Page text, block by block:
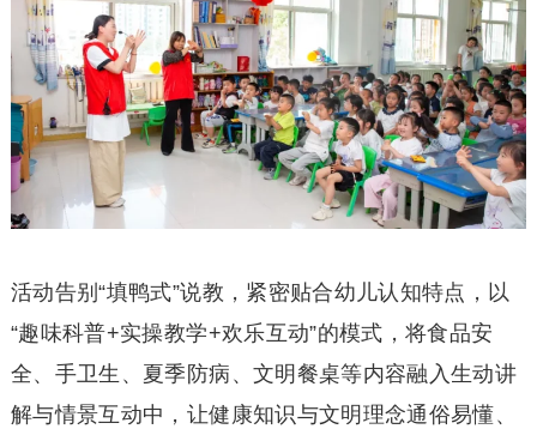
活动告别“填鸭式”说教，紧密贴合幼儿认知特点，以
“趣味科普+实操教学+欢乐互动”的模式，将食品安
全、手卫生、夏季防病、文明餐桌等内容融入生动讲
解与情景互动中，让健康知识与文明理念通俗易懂、